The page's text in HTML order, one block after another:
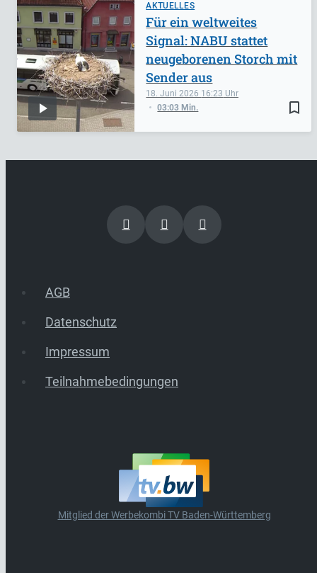
AKTUELLES
bookmark_border
18. Juni 2026 16:23
03:03 Min.
Für ein weltweites
Signal: NABU stattet
neugeborenen Storch mit
Sender aus
AGB
Datenschutz
Impressum
Teilnahmebedingungen
Mitglied der Werbekombi TV Baden-Württemberg